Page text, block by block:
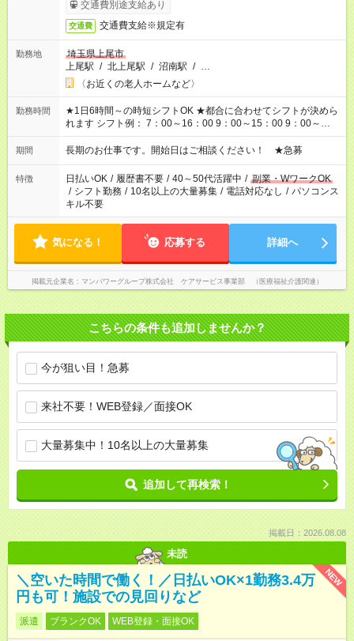
交通費別途支給あり
交通費 交通費支給※規定有
勤務地
埼玉県上尾市
上尾駅 / 北上尾駅 / 沼南駅 / …
〈お近くの老人ホームなど〉
勤務時間
★1日6時間～の時短シフトOK ★都合に合わせてシフトが決めら
れます シフト例： 7：00～16：00 9：00～15：00 9：00～
18：00 11：00～20：00 など ※Wワークの場合、他のお仕事と
合わせ週40時間超の就業はご案内できません ※法令に基づき、
派遣法（日雇い派遣の原則禁止）により、短時間・短期間の就
業はご案内が難しい場合があります
期間 長期のお仕事です。開始日はご相談ください！ ★急募
特徴 日払いOK / 履歴書不要 / 40～50代活躍中 / 副業・WワークOK
/ シフト勤務 / 10名以上の大量募集 / 電話対応なし / パソコンス
キル不要
気になる！ 応募する 詳細へ
掲載元企業名 マンパワーグループ株式会社 ケアサービス事業部 （医療福祉介護関連）
こちらの条件も追加しませんか？
今が狙い目！急募
来社不要！WEB登録／面接OK
大量募集中！10名以上の大量募集
追加して再検索！
掲載日：2026.08.08
未読
NEW
＼空いた時間で働く！／日払いOK×1勤務3.4万
円も可！施設での見回りなど
派遣 ブランクOK WEB登録・面接OK